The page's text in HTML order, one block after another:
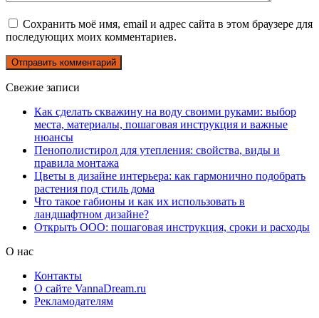
Сохранить моё имя, email и адрес сайта в этом браузере для
последующих моих комментариев.
Свежие записи
Как сделать скважину на воду своими руками: выбор
места, материалы, пошаговая инструкция и важные
нюансы
Пенополистирол для утепления: свойства, виды и
правила монтажа
Цветы в дизайне интерьера: как гармонично подобрать
растения под стиль дома
Что такое габионы и как их использовать в
ландшафтном дизайне?
Открыть ООО: пошаговая инструкция, сроки и расходы
О нас
Контакты
О сайте VannaDream.ru
Рекламодателям